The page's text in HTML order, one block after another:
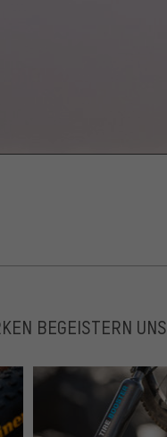
BEGEISTERN UNS